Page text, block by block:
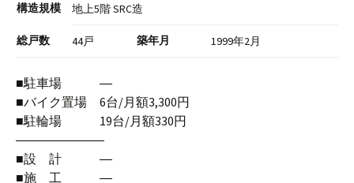
構造規模 地上5階 SRC造
総戸数 44戸 築年月 1999年2月
■駐車場 ―
■バイク置場 6台/月額3,300円
■駐輪場 19台/月額330円
―――――――
■設 計 ―
■施 工 ―